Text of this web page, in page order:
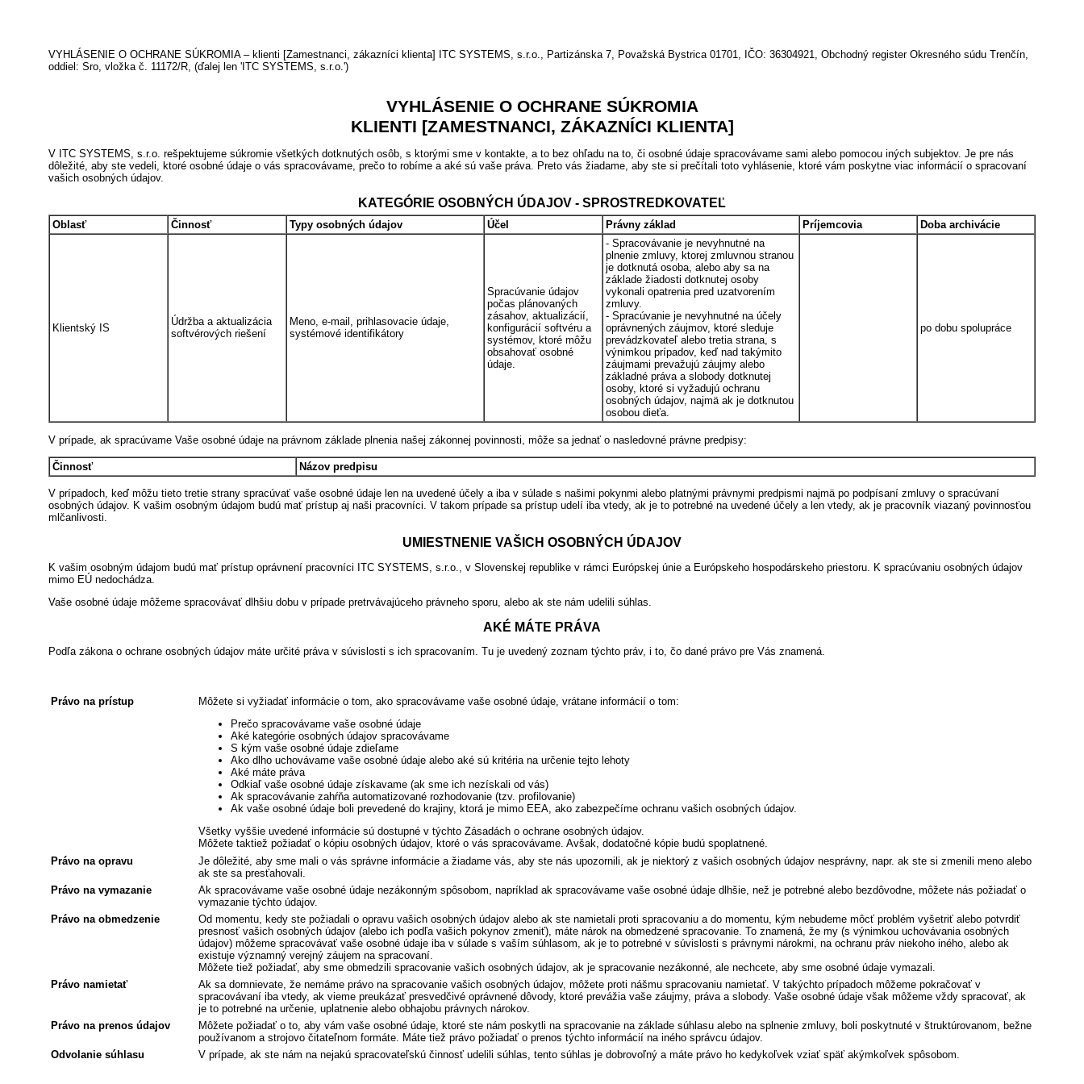
VYHLÁSENIE O OCHRANE SÚKROMIA – klienti [Zamestnanci, zákazníci klienta] ITC SYSTEMS, s.r.o., Partizánska 7, Považská Bystrica 01701, IČO: 36304921, Obchodný register Okresného súdu Trenčín,
oddiel: Sro, vložka č. 11172/R, (ďalej len 'ITC SYSTEMS, s.r.o.')
VYHLÁSENIE O OCHRANE SÚKROMIA
KLIENTI [ZAMESTNANCI, ZÁKAZNÍCI KLIENTA]
V ITC SYSTEMS, s.r.o. rešpektujeme súkromie všetkých dotknutých osôb, s ktorými sme v kontakte, a to bez ohľadu na to, či osobné údaje spracovávame sami alebo pomocou iných subjektov. Je pre nás
dôležité, aby ste vedeli, ktoré osobné údaje o vás spracovávame, prečo to robíme a aké sú vaše práva. Preto vás žiadame, aby ste si prečítali toto vyhlásenie, ktoré vám poskytne viac informácií o spracovaní
vašich osobných údajov.
KATEGÓRIE OSOBNÝCH ÚDAJOV - SPROSTREDKOVATEĽ
Oblasť Činnosť Typy osobných údajov Účel Právny základ Príjemcovia Doba archivácie
Klientský IS
Údržba a aktualizácia
softvérových riešení
Meno, e-mail, prihlasovacie údaje,
systémové identifikátory
Spracúvanie údajov
počas plánovaných
zásahov, aktualizácií,
konfigurácií softvéru a
systémov, ktoré môžu
obsahovať osobné
údaje.
- Spracovávanie je nevyhnutné na
plnenie zmluvy, ktorej zmluvnou stranou
je dotknutá osoba, alebo aby sa na
základe žiadosti dotknutej osoby
vykonali opatrenia pred uzatvorením
zmluvy.
- Spracúvanie je nevyhnutné na účely
oprávnených záujmov, ktoré sleduje
prevádzkovateľ alebo tretia strana, s
výnimkou prípadov, keď nad takýmito
záujmami prevažujú záujmy alebo
základné práva a slobody dotknutej
osoby, ktoré si vyžadujú ochranu
osobných údajov, najmä ak je dotknutou
osobou dieťa.
po dobu spolupráce
V prípade, ak spracúvame Vaše osobné údaje na právnom základe plnenia našej zákonnej povinnosti, môže sa jednať o nasledovné právne predpisy:
Činnosť Názov predpisu
V prípadoch, keď môžu tieto tretie strany spracúvať vaše osobné údaje len na uvedené účely a iba v súlade s našimi pokynmi alebo platnými právnymi predpismi najmä po podpísaní zmluvy o spracúvaní
osobných údajov. K vašim osobným údajom budú mať prístup aj naši pracovníci. V takom prípade sa prístup udelí iba vtedy, ak je to potrebné na uvedené účely a len vtedy, ak je pracovník viazaný povinnosťou
mlčanlivosti.
UMIESTNENIE VAŠICH OSOBNÝCH ÚDAJOV
K vašim osobným údajom budú mať prístup oprávnení pracovníci ITC SYSTEMS, s.r.o., v Slovenskej republike v rámci Európskej únie a Európskeho hospodárskeho priestoru. K spracúvaniu osobných údajov
mimo EÚ nedochádza.
Vaše osobné údaje môžeme spracovávať dlhšiu dobu v prípade pretrvávajúceho právneho sporu, alebo ak ste nám udelili súhlas.
AKÉ MÁTE PRÁVA
Podľa zákona o ochrane osobných údajov máte určité práva v súvislosti s ich spracovaním. Tu je uvedený zoznam týchto práv, i to, čo dané právo pre Vás znamená.
Právo na prístup
Môžete si vyžiadať informácie o tom, ako spracovávame vaše osobné údaje, vrátane informácií o tom:
Prečo spracovávame vaše osobné údaje
Aké kategórie osobných údajov spracovávame
S kým vaše osobné údaje zdieľame
Ako dlho uchovávame vaše osobné údaje alebo aké sú kritéria na určenie tejto lehoty
Aké máte práva
Odkiaľ vaše osobné údaje získavame (ak sme ich nezískali od vás)
Ak spracovávanie zahŕňa automatizované rozhodovanie (tzv. profilovanie)
Ak vaše osobné údaje boli prevedené do krajiny, ktorá je mimo EEA, ako zabezpečíme ochranu vašich osobných údajov.
Všetky vyššie uvedené informácie sú dostupné v týchto Zásadách o ochrane osobných údajov.
Môžete taktiež požiadať o kópiu osobných údajov, ktoré o vás spracovávame. Avšak, dodatočné kópie budú spoplatnené.
Právo na opravu
Je dôležité, aby sme mali o vás správne informácie a žiadame vás, aby ste nás upozornili, ak je niektorý z vašich osobných údajov nesprávny, napr. ak ste si zmenili meno alebo
ak ste sa presťahovali.
Právo na vymazanie
Ak spracovávame vaše osobné údaje nezákonným spôsobom, napríklad ak spracovávame vaše osobné údaje dlhšie, než je potrebné alebo bezdôvodne, môžete nás požiadať o
vymazanie týchto údajov.
Právo na obmedzenie
Od momentu, kedy ste požiadali o opravu vašich osobných údajov alebo ak ste namietali proti spracovaniu a do momentu, kým nebudeme môcť problém vyšetriť alebo potvrdiť
presnosť vašich osobných údajov (alebo ich podľa vašich pokynov zmeniť), máte nárok na obmedzené spracovanie. To znamená, že my (s výnimkou uchovávania osobných
údajov) môžeme spracovávať vaše osobné údaje iba v súlade s vaším súhlasom, ak je to potrebné v súvislosti s právnymi nárokmi, na ochranu práv niekoho iného, alebo ak
existuje významný verejný záujem na spracovaní.
Môžete tiež požiadať, aby sme obmedzili spracovanie vašich osobných údajov, ak je spracovanie nezákonné, ale nechcete, aby sme osobné údaje vymazali.
Právo namietať
Ak sa domnievate, že nemáme právo na spracovanie vašich osobných údajov, môžete proti nášmu spracovaniu namietať. V takýchto prípadoch môžeme pokračovať v
spracovávaní iba vtedy, ak vieme preukázať presvedčivé oprávnené dôvody, ktoré prevážia vaše záujmy, práva a slobody. Vaše osobné údaje však môžeme vždy spracovať, ak
je to potrebné na určenie, uplatnenie alebo obhajobu právnych nárokov.
Právo na prenos údajov
Môžete požiadať o to, aby vám vaše osobné údaje, ktoré ste nám poskytli na spracovanie na základe súhlasu alebo na splnenie zmluvy, boli poskytnuté v štruktúrovanom, bežne
používanom a strojovo čitateľnom formáte. Máte tiež právo požiadať o prenos týchto informácií na iného správcu údajov.
Odvolanie súhlasu
V prípade, ak ste nám na nejakú spracovateľskú činnosť udelili súhlas, tento súhlas je dobrovoľný a máte právo ho kedykoľvek vziať späť akýmkoľvek spôsobom.